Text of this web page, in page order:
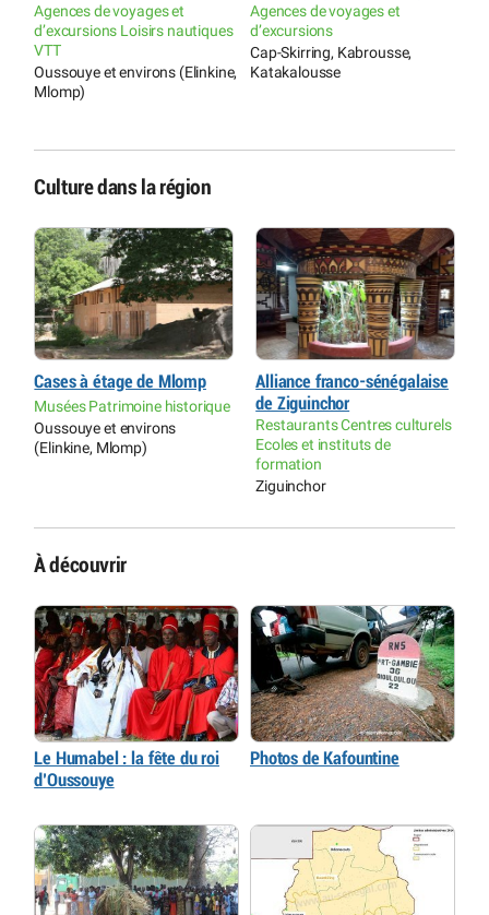
Agences de voyages et
d’excursions Loisirs nautiques
VTT
Oussouye et environs (Elinkine,
Mlomp)
Agences de voyages et
d’excursions
Cap-Skirring, Kabrousse,
Katakalousse
Culture dans la région
Cases à étage de Mlomp
Musées Patrimoine historique
Oussouye et environs
(Elinkine, Mlomp)
Alliance franco-sénégalaise
de Ziguinchor
Restaurants Centres culturels
Ecoles et instituts de
formation
Ziguinchor
À découvrir
Le Humabel : la fête du roi
d’Oussouye
Photos de Kafountine